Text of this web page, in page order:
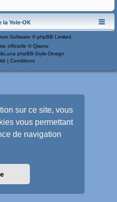
sur ce site, vous
vous permettant
de navigation
la Yole-OK
Software © phpBB Limited
officielle ©Qiaeru
phpBB-Style-Design
| Conditions